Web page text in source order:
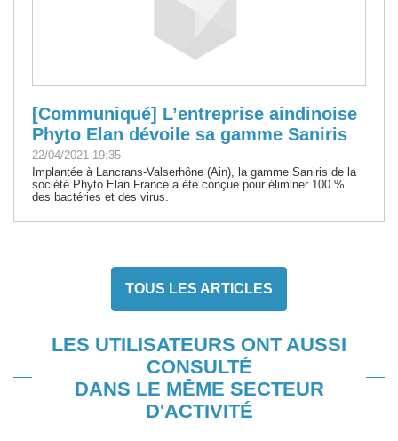
[Communiqué] L’entreprise aindinoise
Phyto Elan dévoile sa gamme Saniris
22/04/2021 19:35
Implantée à Lancrans-Valserhône (Ain), la gamme Saniris de la
société Phyto Elan France a été conçue pour éliminer 100 %
des bactéries et des virus.
TOUS LES ARTICLES
LES UTILISATEURS ONT AUSSI
CONSULTÉ
DANS LE MÊME SECTEUR
D'ACTIVITÉ